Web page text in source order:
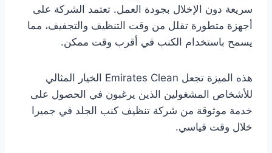
سريعة دون الإخلال بجودة العمل. تعتمد الشركة على
أجهزة متطورة تقلل من وقت التنظيف والتجفيف، مما
يسمح باستخدام الكنب في أقرب وقت ممكن.
هذه الميزة تجعل Emirates Clean الخيار المثالي
للأشخاص المشغولين الذين يرغبون في الحصول على
خدمة موثوقة من شركة تنظيف كنب الجلد في جميرا
خلال وقت قياسي.